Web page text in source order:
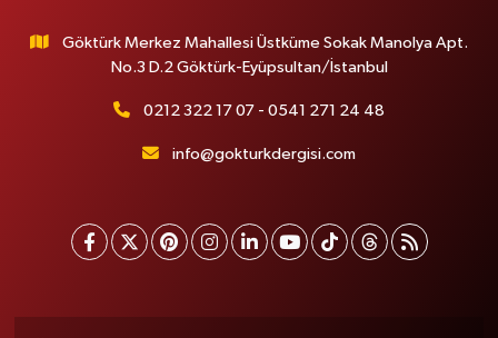
Göktürk Merkez Mahallesi Üstküme Sokak Manolya Apt.
No.3 D.2 Göktürk-Eyüpsultan/İstanbul
0212 322 17 07 - 0541 271 24 48
info@gokturkdergisi.com